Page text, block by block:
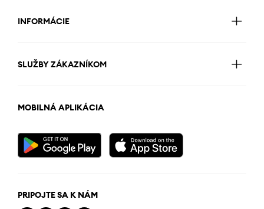
INFORMÁCIE
SLUŽBY ZÁKAZNÍKOM
MOBILNÁ APLIKÁCIA
PRIPOJTE SA K NÁM